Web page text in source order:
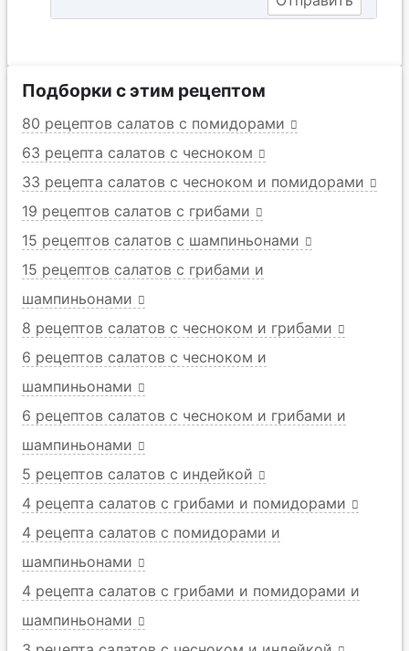
Подборки с этим рецептом
80 рецептов салатов с помидорами
63 рецепта салатов с чесноком
33 рецепта салатов с чесноком и помидорами
19 рецептов салатов с грибами
15 рецептов салатов с шампиньонами
15 рецептов салатов с грибами и
шампиньонами
8 рецептов салатов с чесноком и грибами
6 рецептов салатов с чесноком и
шампиньонами
6 рецептов салатов с чесноком и грибами и
шампиньонами
5 рецептов салатов с индейкой
4 рецепта салатов с грибами и помидорами
4 рецепта салатов с помидорами и
шампиньонами
4 рецепта салатов с грибами и помидорами и
шампиньонами